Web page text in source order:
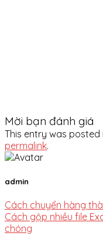
Mời bạn đánh giá
This entry was posted
permalink.
admin
Cách chuyển hàng
Cách gộp nhiều file
chóng